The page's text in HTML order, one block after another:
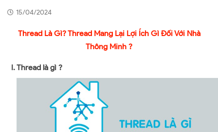
15/04/2024
Thread Là Gì? Thread Mang Lại Lợi Ích Gì Đối Với Nhà
Thông Minh ?
I. Thread là gì ?